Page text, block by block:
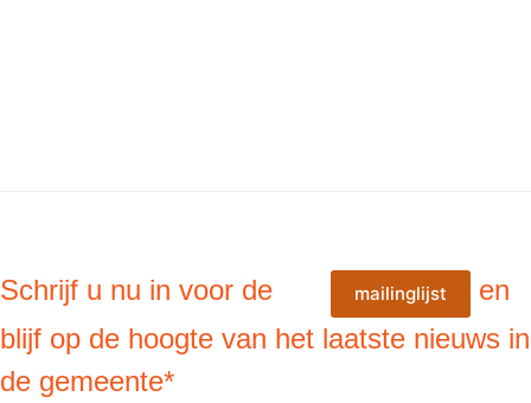
Schrijf u nu in voor de mailinglijst
en
blijf op de hoogte van het laatste nieuws in
de gemeente*